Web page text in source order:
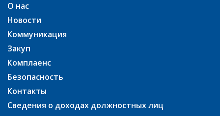
О нас
Новости
Коммуникация
Закуп
Комплаенс
Безопасность
Контакты
Сведения о доходах должностных лиц